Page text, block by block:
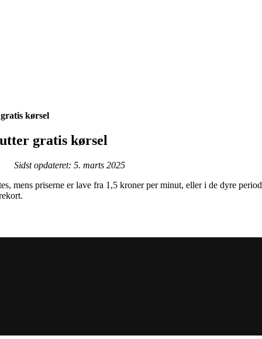
kørsel
gratis kørsel
Sidst opdateret: 5. marts 2025
mens priserne er lave fra 1,5 kroner per minut, eller i de dyre